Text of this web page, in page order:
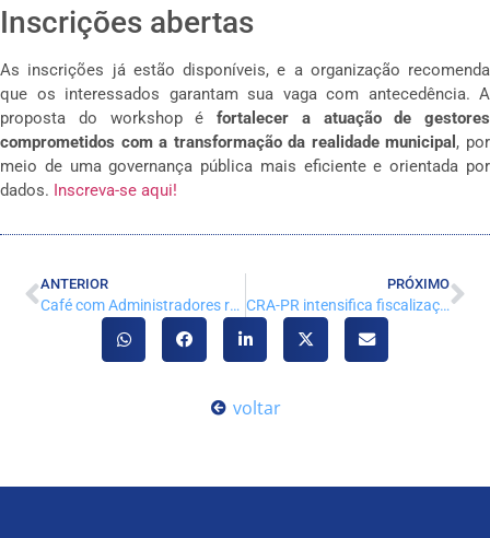
Inscrições abertas
As inscrições já estão disponíveis, e a organização recomenda
que os interessados garantam sua vaga com antecedência. A
proposta do workshop é fortalecer a atuação de gestores
comprometidos com a transformação da realidade municipal , por
meio de uma governança pública mais eficiente e orientada por
dados. Inscreva-se aqui!
ANTERIOR
Café com Administradores reúne egressos da UNIMATER em Pato Branco
PRÓXIMO
CRA-PR intensifica fiscalização e orientações no litoral paranaense
voltar